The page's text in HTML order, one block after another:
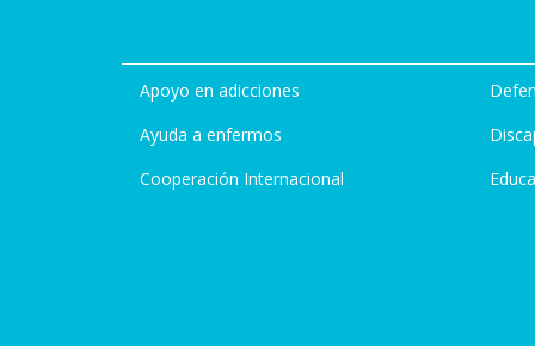
Apoyo en adicciones
Ayuda a enfermos
Cooperación Internacional